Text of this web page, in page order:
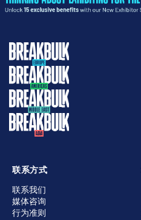
联系方式
联系我们
媒体咨询
行为准则